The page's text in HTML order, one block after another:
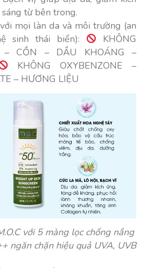
từ bên trong.
mọi làn da và môi trường (an
sinh thái biển):
KHÔNG
– CỒN – DẦU KHOÁNG –
KHÔNG OXYBENZONE –
– HƯƠNG LIỆU
với 5 màng lọc chống nắng
ngăn chặn hiệu quả UVA, UVB